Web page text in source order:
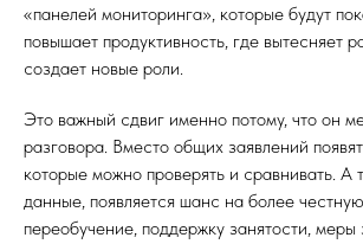
«панелей мониторинга», которые будут
повышает продуктивность, где вытесняет
создает новые роли.
Это важный сдвиг именно потому, что он
разговора. Вместо общих заявлений
которые можно проверять и сравнивать. А
данные, появляется шанс на более
переобучение, поддержку занятости, меры